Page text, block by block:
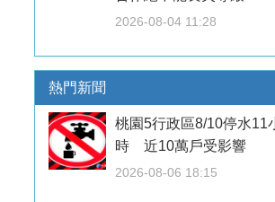
2026-08-04 11:28
熱門新聞
桃園5行政區8/10停水11
時 近10萬戶受影響
2026-08-06 18:15